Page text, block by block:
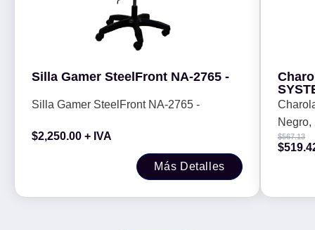
Silla Gamer SteelFront NA-2765 -
Silla Gamer SteelFront NA-2765 -
$2,250.00 + IVA
Más Detalles
3U.
Negro,
$567.13
$